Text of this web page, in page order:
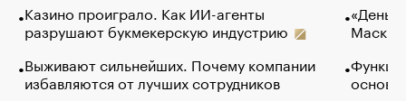
Казино проиграло. Как ИИ-агенты
разрушают букмекерскую индустрию
Выживают сильнейших. Почему компании
избавляются от лучших сотрудников
Маск в
основ